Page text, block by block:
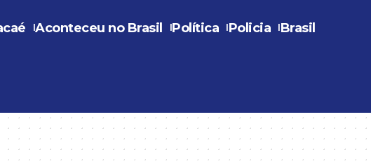
Aconteceu no Brasil Política Policia Brasil